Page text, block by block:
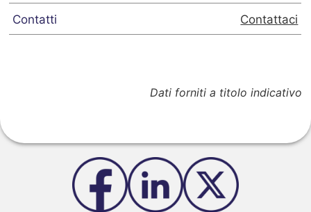
Contattaci
Dati forniti a titolo indicativo